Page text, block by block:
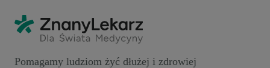
Pomagamy ludziom żyć dłużej i zdrowiej